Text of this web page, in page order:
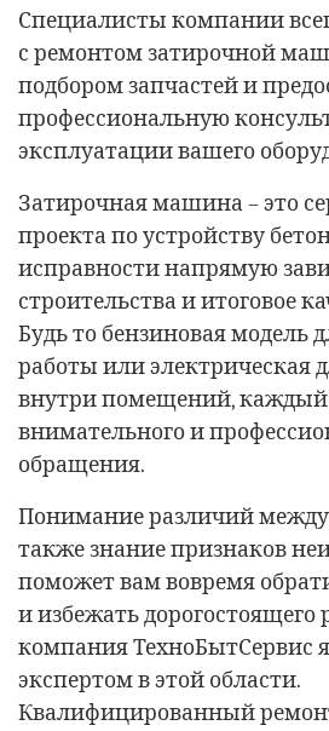
Специалисты компании
с ремонтом затирочной
подбором запчастей и
профессиональную
эксплуатации вашего
Затирочная машина – это
проекта по устройству
исправности напрямую
строительства и итоговое
Будь то бензиновая модель
работы или электрическая
внутри помещений, каждый
внимательного и
обращения.
Понимание различий
также знание признаков
поможет вам вовремя
и избежать дорогостоящего
компания ТехноБытСервис
экспертом в этой области.
Квалифицированный